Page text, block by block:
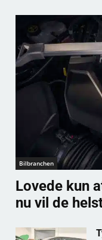
Bilbranchen
Lovede kun
nu vil de